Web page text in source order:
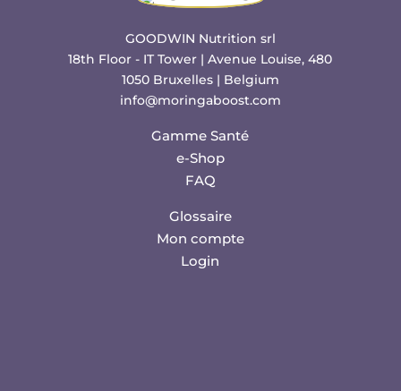
GOODWIN Nutrition srl
18th Floor - IT Tower | Avenue Louise, 480
1050 Bruxelles | Belgium
info@moringaboost.com
Gamme Santé
e-Shop
FAQ
Glossaire
Mon compte
Login